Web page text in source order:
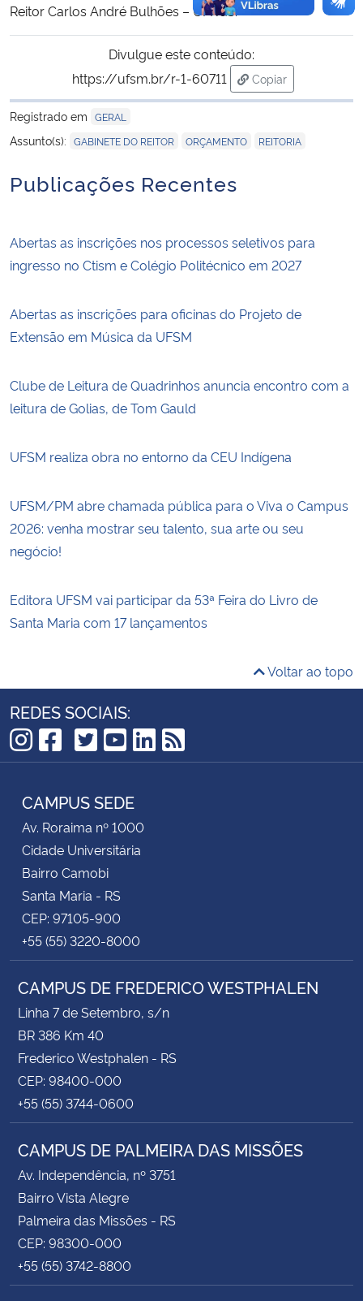
Reitor Carlos André Bulhões – UFRGS.
Divulgue este conteúdo:
https://ufsm.br/r-1-60711
Copiar
para área de
Registrado em GERAL
Assunto(s): GABINETE DO REITOR ORÇAMENTO REITORIA
Publicações Recentes
Abertas as inscrições nos processos seletivos para
ingresso no Ctism e Colégio Politécnico em 2027
Abertas as inscrições para oficinas do Projeto de
Extensão em Música da UFSM
Clube de Leitura de Quadrinhos anuncia encontro com a
leitura de Golias, de Tom Gauld
UFSM realiza obra no entorno da CEU Indígena
UFSM/PM abre chamada pública para o Viva o Campus
2026: venha mostrar seu talento, sua arte ou seu
negócio!
Editora UFSM vai participar da 53ª Feira do Livro de
Santa Maria com 17 lançamentos
Voltar ao topo
REDES SOCIAIS:
Instagram
Facebook
TikTok
Twitter
YouTube
LinkedIn
RSS
CAMPUS SEDE
Av. Roraima nº 1000
Cidade Universitária
Bairro Camobi
Santa Maria - RS
CEP: 97105-900
+55 (55) 3220-8000
CAMPUS DE FREDERICO WESTPHALEN
Linha 7 de Setembro, s/n
BR 386 Km 40
Frederico Westphalen - RS
CEP: 98400-000
+55 (55) 3744-0600
CAMPUS DE PALMEIRA DAS MISSÕES
Av. Independência, nº 3751
Bairro Vista Alegre
Palmeira das Missões - RS
CEP: 98300-000
+55 (55) 3742-8800